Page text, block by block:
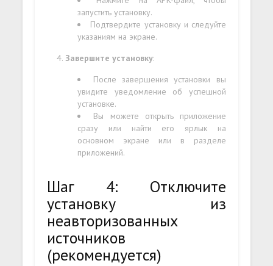
запустить установку.
Подтвердите установку и следуйте
указаниям на экране.
Завершите установку:
После завершения установки вы
увидите уведомление об успешной
установке.
Вы можете открыть приложение
сразу или найти его ярлык на
основном экране или в разделе
приложений.
Шаг 4: Отключите
установку из
неавторизованных
источников
(рекомендуется)